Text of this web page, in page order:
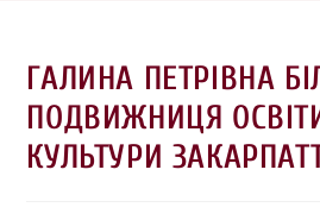
ГАЛИНА ПЕТРІВНА
ПОДВИЖНИЦЯ
КУЛЬТУРИ